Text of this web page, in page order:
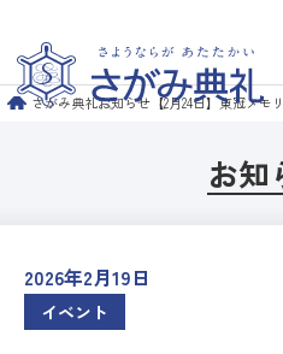
さがみ典礼お知らせ 【2月24日】東冠メ
お知
2026年2月19日
イベント